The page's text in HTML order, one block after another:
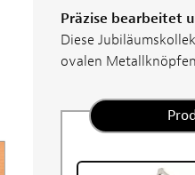
Präzise bearbeitet
Diese
ovalen